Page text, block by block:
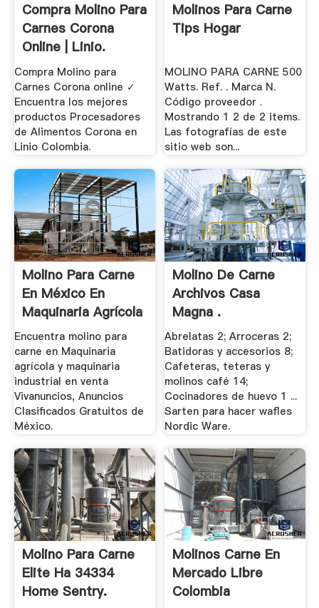
Compra Molino Para
Carnes Corona
Online | Linio.
Compra Molino para
Carnes Corona online ✓
Encuentra los mejores
productos Procesadores
de Alimentos Corona en
Linio Colombia.
Molinos Para Carne
Tips Hogar
MOLINO PARA CARNE 500
Watts. Ref. . Marca N.
Código proveedor .
Mostrando 1 2 de 2 items.
Las fotografías de este
sitio web son...
Molino Para Carne
En México En
Maquinaria Agrícola
Y.
Encuentra molino para
carne en Maquinaria
agrícola y maquinaria
industrial en venta
Vivanuncios, Anuncios
Clasificados Gratuitos de
México.
Molino De Carne
Archivos Casa
Magna .
Abrelatas 2; Arroceras 2;
Batidoras y accesorios 8;
Cafeteras, teteras y
molinos café 14;
Cocinadores de huevo 1 ...
Sarten para hacer wafles
Nordic Ware.
Molino Para Carne
Elite Ha 34334
Home Sentry.
Molinos Carne En
Mercado Libre
Colombia